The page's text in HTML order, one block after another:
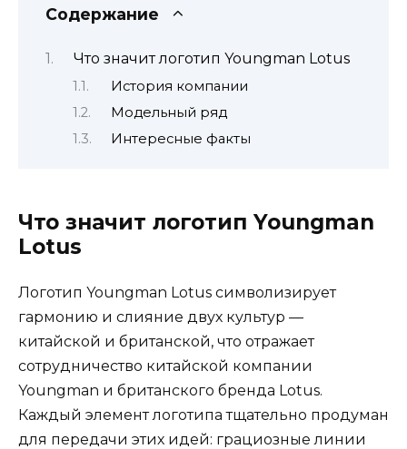
Содержание
Что значит логотип Youngman Lotus
История компании
Модельный ряд
Интересные факты
Что значит логотип Youngman
Lotus
Логотип Youngman Lotus символизирует
гармонию и слияние двух культур —
китайской и британской, что отражает
сотрудничество китайской компании
Youngman и британского бренда Lotus.
Каждый элемент логотипа тщательно продуман
для передачи этих идей: грациозные линии